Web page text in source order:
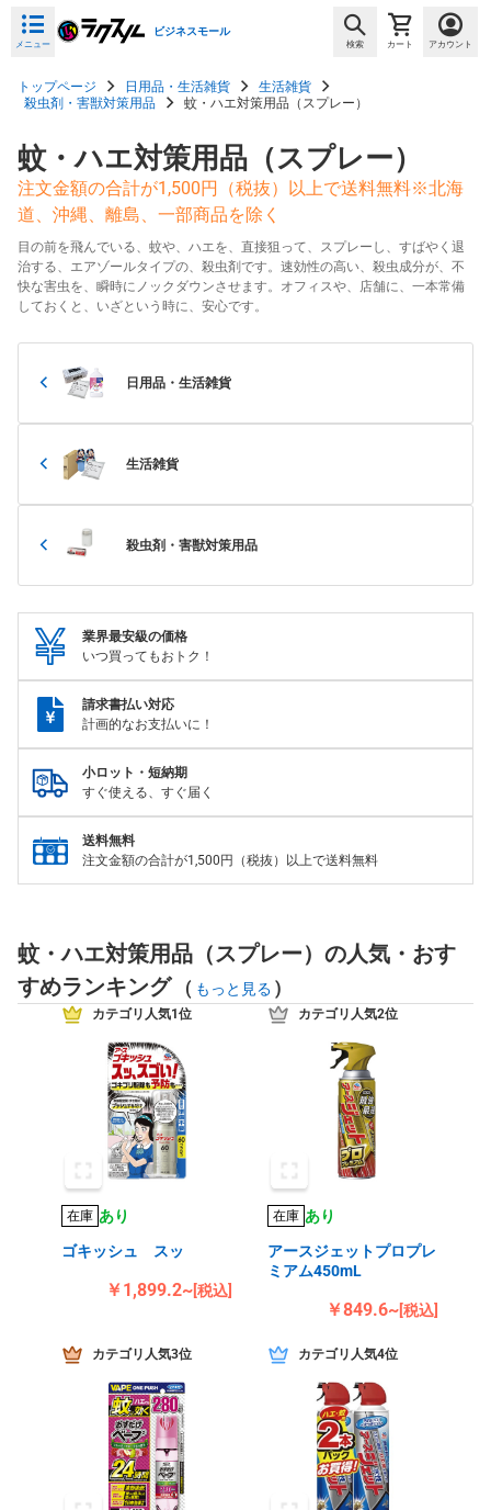
メニュー
ビジネスモール
検索 カート アカウント
トップページ 日用品・生活雑貨
生活雑貨
殺虫剤・害獣対策用品
蚊・ハエ対策用品（スプレー）
蚊・ハエ対策用品（スプレー）
注文金額の合計が1,500円（税抜）以上で送料無料※北海
道、沖縄、離島、一部商品を除く
目の前を飛んでいる、蚊や、ハエを、直接狙って、スプレーし、すばやく退
治する、エアゾールタイプの、殺虫剤です。速効性の高い、殺虫成分が、不
快な害虫を、瞬時にノックダウンさせます。オフィスや、店舗に、一本常備
しておくと、いざという時に、安心です。
日用品・生活雑貨
生活雑貨
殺虫剤・害獣対策用品
業界最安級の価格
いつ買ってもおトク！
請求書払い対応
計画的なお支払いに！
小ロット・短納期
すぐ使える、すぐ届く
送料無料
注文金額の合計が1,500円（税抜）以上で送料無料
蚊・ハエ対策用品（スプレー）の人気・おす
すめランキング
( もっと見る )
カテゴリ人気1位
在庫 あり
ゴキッシュ スッ
￥1,899.2~[税込]
カテゴリ人気2位
在庫 あり
アースジェットプロプレ
ミアム450mL
￥849.6~[税込]
カテゴリ人気3位 カテゴリ人気4位